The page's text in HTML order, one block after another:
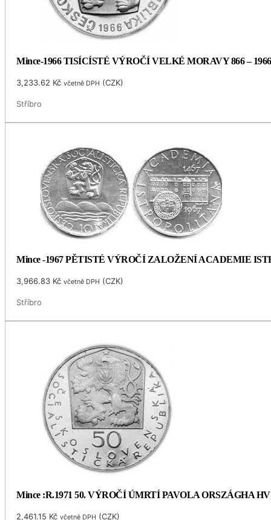
Mince-1966 TISÍCÍSTÉ VÝROČÍ VELKÉ MORAVY 866 – 1966
3,233.62 Kč včetně DPH (CZK)
Stříbro
Mince -1967 PĚTISTÉ VÝROČÍ ZALOŽENÍ ACADEMIE
3,966.83 Kč včetně DPH (CZK)
Stříbro
Mince :R.1971 50. VÝROČÍ ÚMRTÍ PAVOLA ORSZÁGHA
2,461.15 Kč včetně DPH (CZK)